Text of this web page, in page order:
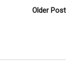
Older Post